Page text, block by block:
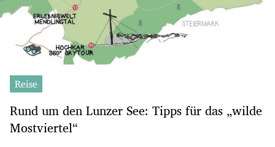
Reise
Rund um den Lunzer See: Tipps für das „wilde
Mostviertel“